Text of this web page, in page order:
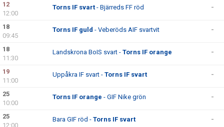
12
12:00
Torns IF svart - Bjärreds FF röd -
18
09:45
Torns IF guld - Veberöds AIF svartvit -
18
11:30
Landskrona BoIS svart - Torns IF orange -
19
11:00
Uppåkra IF svart - Torns IF svart -
25
10:00
Torns IF orange - GIF Nike grön -
25
12:00
Bara GIF röd - Torns IF svart -